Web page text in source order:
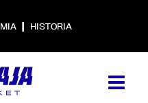
| HISTORIA